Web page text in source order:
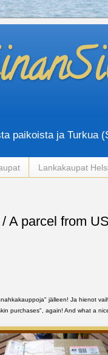
paikoista ja Turkua
Lankakaupat
A parcel from
jälleen! Ja hienot
purchases", again! And what a